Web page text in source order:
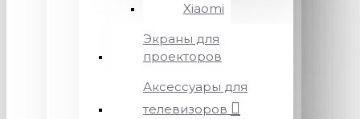
Xiaomi
Экраны для
проекторов
Аксессуары для
телевизоров